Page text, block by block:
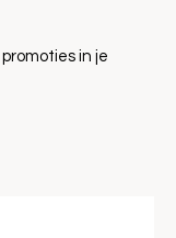
in je